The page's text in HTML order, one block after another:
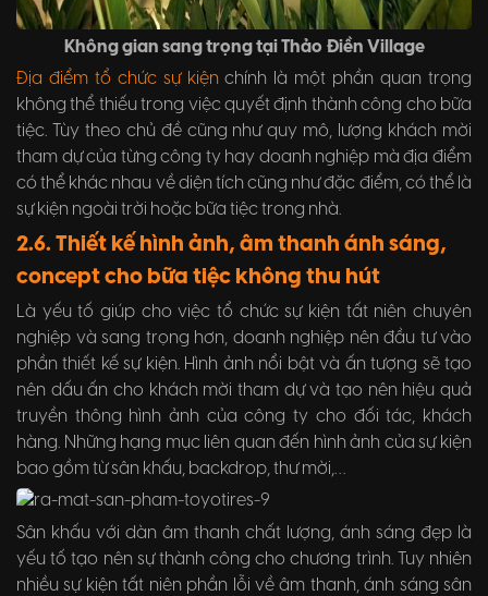
Không gian sang trọng tại Thảo Điền Village
Địa điểm tổ chức sự kiệnchính là một phần quan trọng
không thể thiếu trong việc quyết định thành công cho bữa
tiệc. Tùy theo chủ đề cũng như quy mô, lượng khách mời
tham dự của từng công ty hay doanh nghiệp mà địa điểm
có thể khác nhau về diện tích cũng như đặc điểm, có thể là
sự kiện ngoài trời hoặc bữa tiệc trong nhà.
2.6. Thiết kế hình ảnh, âm thanh ánh sáng,
concept cho bữa tiệc không thu hút
Là yếu tố giúp cho việc tổ chức sự kiện tất niên chuyên
nghiệp và sang trọng hơn, doanh nghiệp nên đầu tư vào
phần thiết kế sự kiện. Hình ảnh nổi bật và ấn tượng sẽ tạo
nên dấu ấn cho khách mời tham dự và tạo nên hiệu quả
truyền thông hình ảnh của công ty cho đối tác, khách
hàng. Những hạng mục liên quan đến hình ảnh của sự kiện
bao gồm từ sân khấu, backdrop, thư mời,…
Sân khấu với dàn âm thanh chất lượng, ánh sáng đẹp là
yếu tố tạo nên sự thành công cho chương trình. Tuy nhiên
nhiều sự kiện tất niên phần lỗi về âm thanh, ánh sáng sân